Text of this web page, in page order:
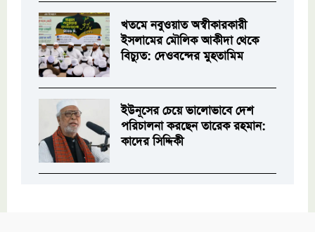
খতমে নবুওয়াত অস্বীকারকারী
ইসলামের মৌলিক আকীদা থেকে
বিচ্যুত: দেওবন্দের মুহতামিম
ইউনূসের চেয়ে ভালোভাবে দেশ
পরিচালনা করছেন তারেক রহমান:
কাদের সিদ্দিকী